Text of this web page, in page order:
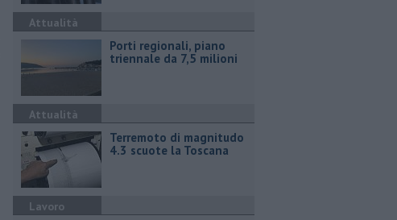
Attualità
Porti regionali, piano
triennale da 7,5 milioni
Attualità
Terremoto di magnitudo
4.3 scuote la Toscana
Lavoro